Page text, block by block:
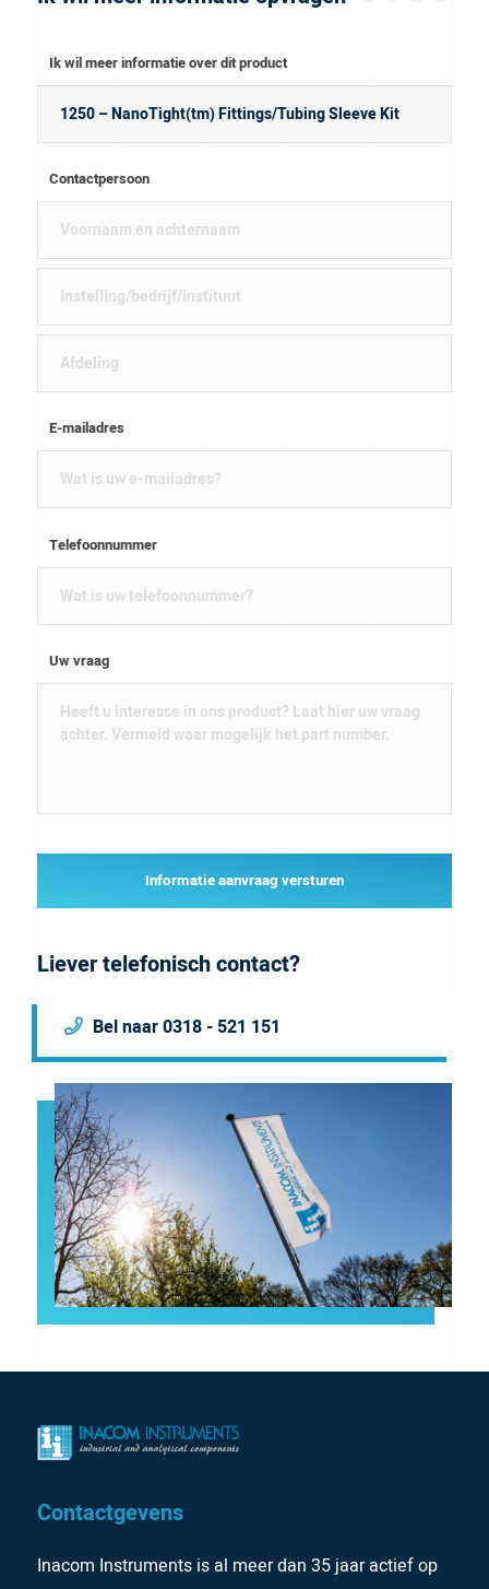
336N Fitting, Nanotight™, Headless, With F-142N Fer,
10-32, Natural 2 – P-779-01 Union Body, 10-32,
Peek™, .005 In Thru Hole, Peek™
Ik wil meer informatie over dit product
Contactpersoon
E-mailadres
Telefoonnummer
Uw vraag
Informatie aanvraag versturen
Liever telefonisch contact?
Bel naar 0318 - 521 151
Contactgevens
Inacom Instruments is al meer dan 35 jaar actief op